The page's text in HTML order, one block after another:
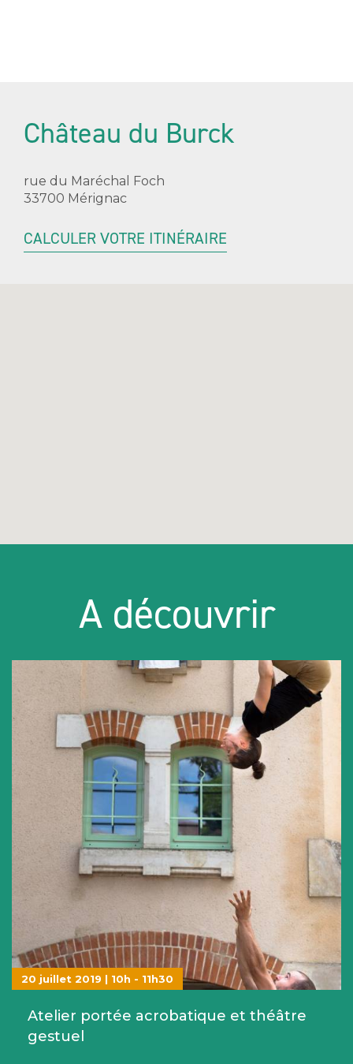
Château du Burck
rue du Maréchal Foch
33700 Mérignac
CALCULER VOTRE ITINÉRAIRE
A découvrir
20 juillet 2019 | 10h - 11h30
Atelier portée acrobatique et théâtre
gestuel